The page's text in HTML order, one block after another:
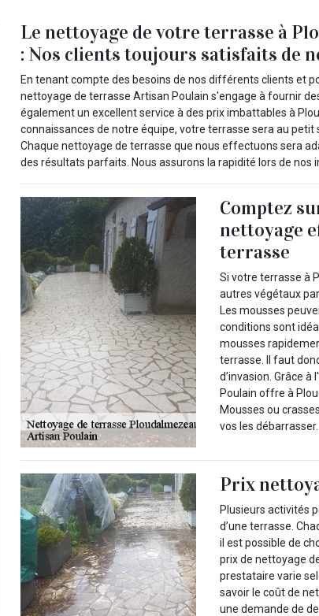
Le nettoyage de votre terrasse à
: Nos clients toujours satisfaits de
En tenant compte des besoins de nos différents clients et
nettoyage de terrasse Artisan Poulain s'engage à fournir
également un excellent service à des prix imbattables à
connaissances de notre équipe, votre terrasse sera au petit
Chaque nettoyage de terrasse que nous effectuons sera
des résultats parfaits. Nous assurons la rapidité lors de
Comptez
nettoyage
terrasse
Si votre terrasse à
autres végétaux
Les mousses
conditions sont
mousses
terrasse. Il faut
d’invasion. Grâce
Poulain offre à
Mousses ou
vos les débarrasser.
Prix
Plusieurs activités
d’une terrasse.
il est possible de
prix de nettoyage
prestataire varie
savoir le coût de
une demande de